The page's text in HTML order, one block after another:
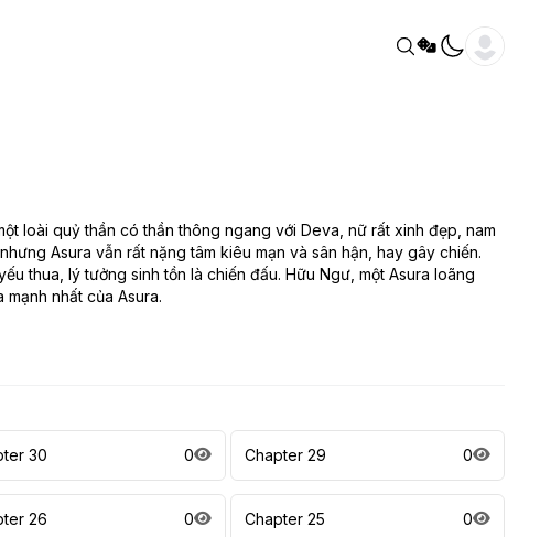
loài quỷ thần có thần thông ngang với Deva, nữ rất xinh đẹp, nam
Asura vẫn rất nặng tâm kiêu mạn và sân hận, hay gây chiến.
thua, lý tưởng sinh tồn là chiến đấu. Hữu Ngư, một Asura loãng
nhất của Asura.
30 0 Chapter 29 0
26 0 Chapter 25 0